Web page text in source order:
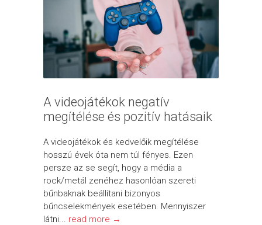
A videojátékok negatív
megítélése és pozitív hatásaik
A videojátékok és kedvelőik megítélése
hosszú évek óta nem túl fényes. Ezen
persze az se segít, hogy a média a
rock/metál zenéhez hasonlóan szereti
bűnbaknak beállítani bizonyos
bűncselekmények esetében. Mennyiszer
látni... read more →